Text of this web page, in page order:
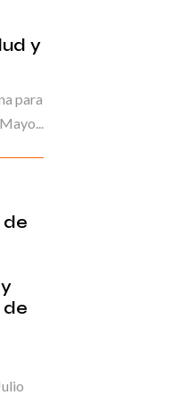
y
para
de
de